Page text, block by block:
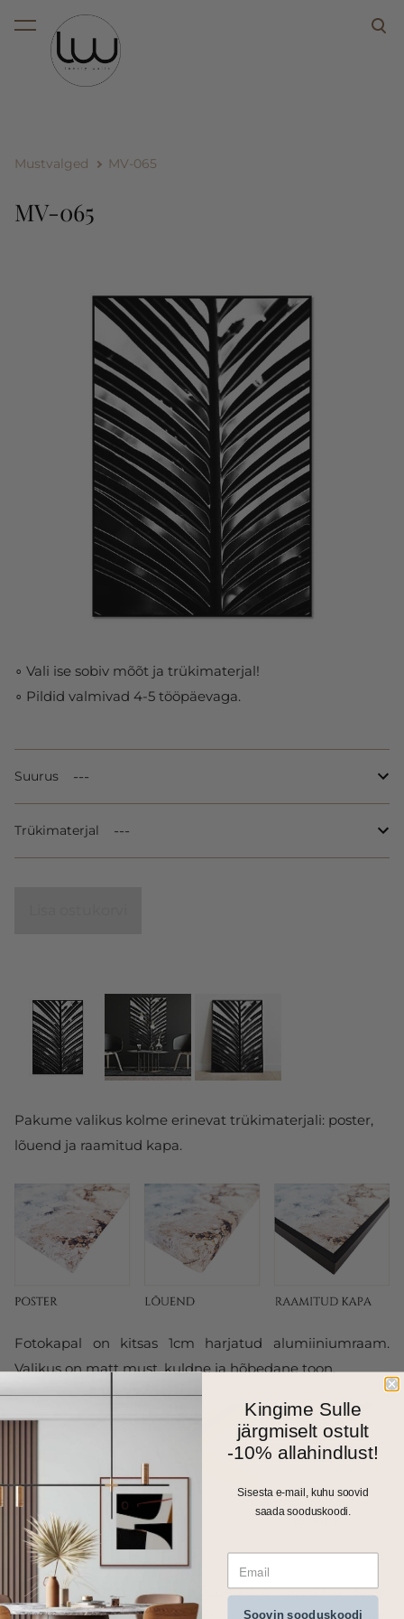
lisati ostukorvi.
Mustvalged MV-065
Pakume valikus kolme erinevat trükimaterjali: poster,
lõuend ja raamitud kapa.
Fotokapal on kitsas 1cm harjatud alumiiniumraam.
Valikus on matt must, kuldne ja hõbedane toon.
MV-065
∘ Vali ise sobiv mõõt ja trükimaterjal!
∘ Pildid valmivad 4-5 tööpäevaga.
Suurus
Trükimaterjal
Kõik meie seinapildid, fotolõuendid ja kapad trükitakse
Kingime Sulle
järgmiselt ostult
-10% allahindlust!
Sisesta e-mail, kuhu soovid
saada sooduskoodi.
Soovin sooduskoodi